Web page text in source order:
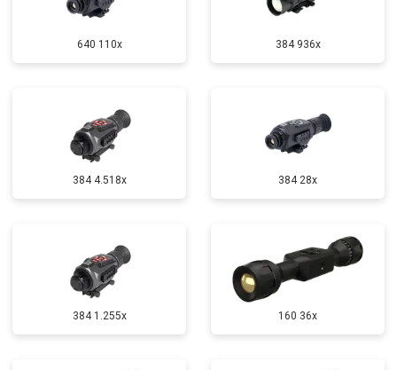
640 110x 384 936x
384 4.518x 384 28x
384 1.255х 160 36x